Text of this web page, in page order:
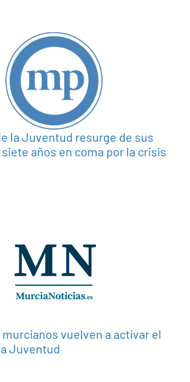
la Juventud resurge de sus
años en coma por la crisis
vuelven a activar el
Juventud